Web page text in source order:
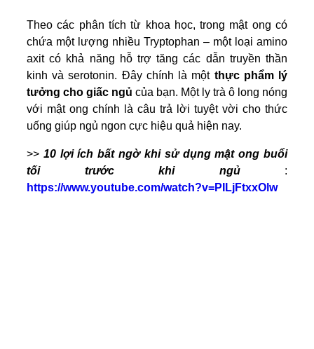
Theo các phân tích từ khoa học, trong mật ong có
chứa một lượng nhiều Tryptophan – một loại amino
axit có khả năng hỗ trợ tăng các dẫn truyền thần
kinh và serotonin. Đây chính là mộtthực phẩm lý
tưởng cho giấc ngủ của bạn. Một ly trà ô long nóng
với mật ong chính là câu trả lời tuyệt vời cho thức
uống giúp ngủ ngon cực hiệu quả hiện nay.
>> 10 lợi ích bất ngờ khi sử dụng mật ong buổi
tối trước khi ngủ :
https://www.youtube.com/watch?v=PILjFtxxOlw